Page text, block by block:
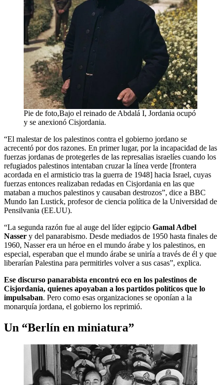
Pie de foto,Bajo el reinado de Abdalá I, Jordania ocupó
y se anexionó Cisjordania.
“El malestar de los palestinos contra el gobierno jordano se
acrecentó por dos razones. En primer lugar, por la incapacidad de las
fuerzas jordanas de protegerles de las represalias israelíes cuando los
refugiados palestinos intentaban cruzar la línea verde [frontera
acordada en el armisticio tras la guerra de 1948] hacia Israel, cuyas
fuerzas entonces realizaban redadas en Cisjordania en las que
mataban a muchos palestinos y causaban destrozos”, dice a BBC
Mundo Ian Lustick, profesor de ciencia política de la Universidad de
Pensilvania (EE.UU).
“La segunda razón fue al auge del líder egipcio Gamal Adbel
Nasser y del panarabismo. Desde mediados de 1950 hasta finales de
1960, Nasser era un héroe en el mundo árabe y los palestinos, en
especial, esperaban que el mundo árabe se uniría a través de él y que
liberarían Palestina para permitirles volver a sus casas”, explica.
Ese discurso panarabista encontró eco en los palestinos de
Cisjordania, quienes apoyaban a los partidos políticos que lo
impulsaban. Pero como esas organizaciones se oponían a la
monarquía jordana, el gobierno los reprimió.
Un “Berlín en miniatura”